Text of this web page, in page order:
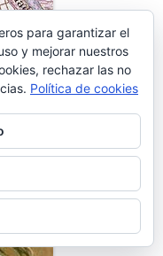
EN 1982
para garantizar el
y mejorar nuestros
rechazar las no
Política de cookies